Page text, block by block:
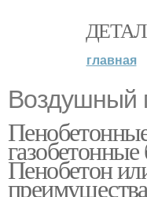
главная
Воздушный
Пенобетон